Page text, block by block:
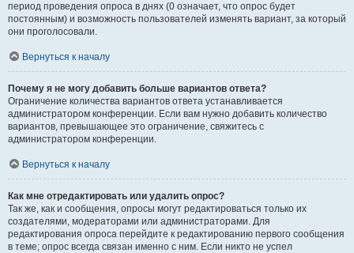
период проведения опроса в днях (0 означает, что опрос будет
постоянным) и возможность пользователей изменять вариант, за который
они проголосовали.
Вернуться к началу
Почему я не могу добавить больше вариантов ответа?
Ограничение количества вариантов ответа устанавливается
администратором конференции. Если вам нужно добавить количество
вариантов, превышающее это ограничение, свяжитесь с
администратором конференции.
Вернуться к началу
Как мне отредактировать или удалить опрос?
Так же, как и сообщения, опросы могут редактироваться только их
создателями, модераторами или администраторами. Для
редактирования опроса перейдите к редактированию первого сообщения
в теме; опрос всегда связан именно с ним. Если никто не успел